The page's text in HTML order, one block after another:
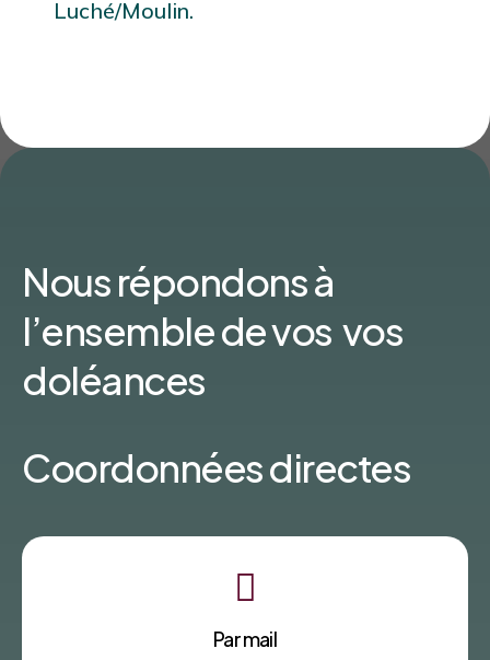
Luché/Moulin.
Nous répondons à
l’ensemble de vos vos
doléances
Coordonnées directes

Par mail